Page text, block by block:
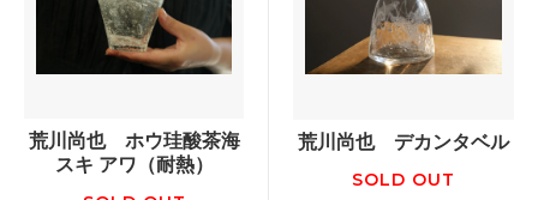
荒川尚也 ホウ珪酸茶海
スキ アワ（耐熱）
荒川尚也 デカンタベル
SOLD OUT